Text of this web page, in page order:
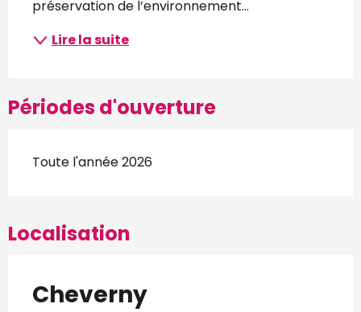
préservation de l’environnement...
Lire la suite
Périodes d'ouverture
Toute l'année 2026
Localisation
Cheverny